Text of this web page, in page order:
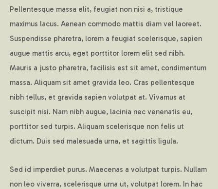
Pellentesque massa elit, feugiat non nisi a, tristique
maximus lacus. Aenean commodo mattis diam vel laoreet.
Suspendisse pharetra, lorem a feugiat scelerisque, sapien
augue mattis arcu, eget porttitor lorem elit sed nibh.
Mauris a justo pharetra, facilisis est sit amet, condimentum
massa. Aliquam sit amet gravida leo. Cras pellentesque
nibh tellus, et gravida sapien volutpat at. Vivamus at
suscipit nisi. Nam nibh augue, lacinia nec venenatis eu,
porttitor sed turpis. Aliquam scelerisque non felis ut
dictum. Duis sed malesuada urna, et sagittis ligula.
Sed id imperdiet purus. Maecenas a volutpat turpis. Nullam
non leo viverra, scelerisque urna ut, volutpat lorem. In hac